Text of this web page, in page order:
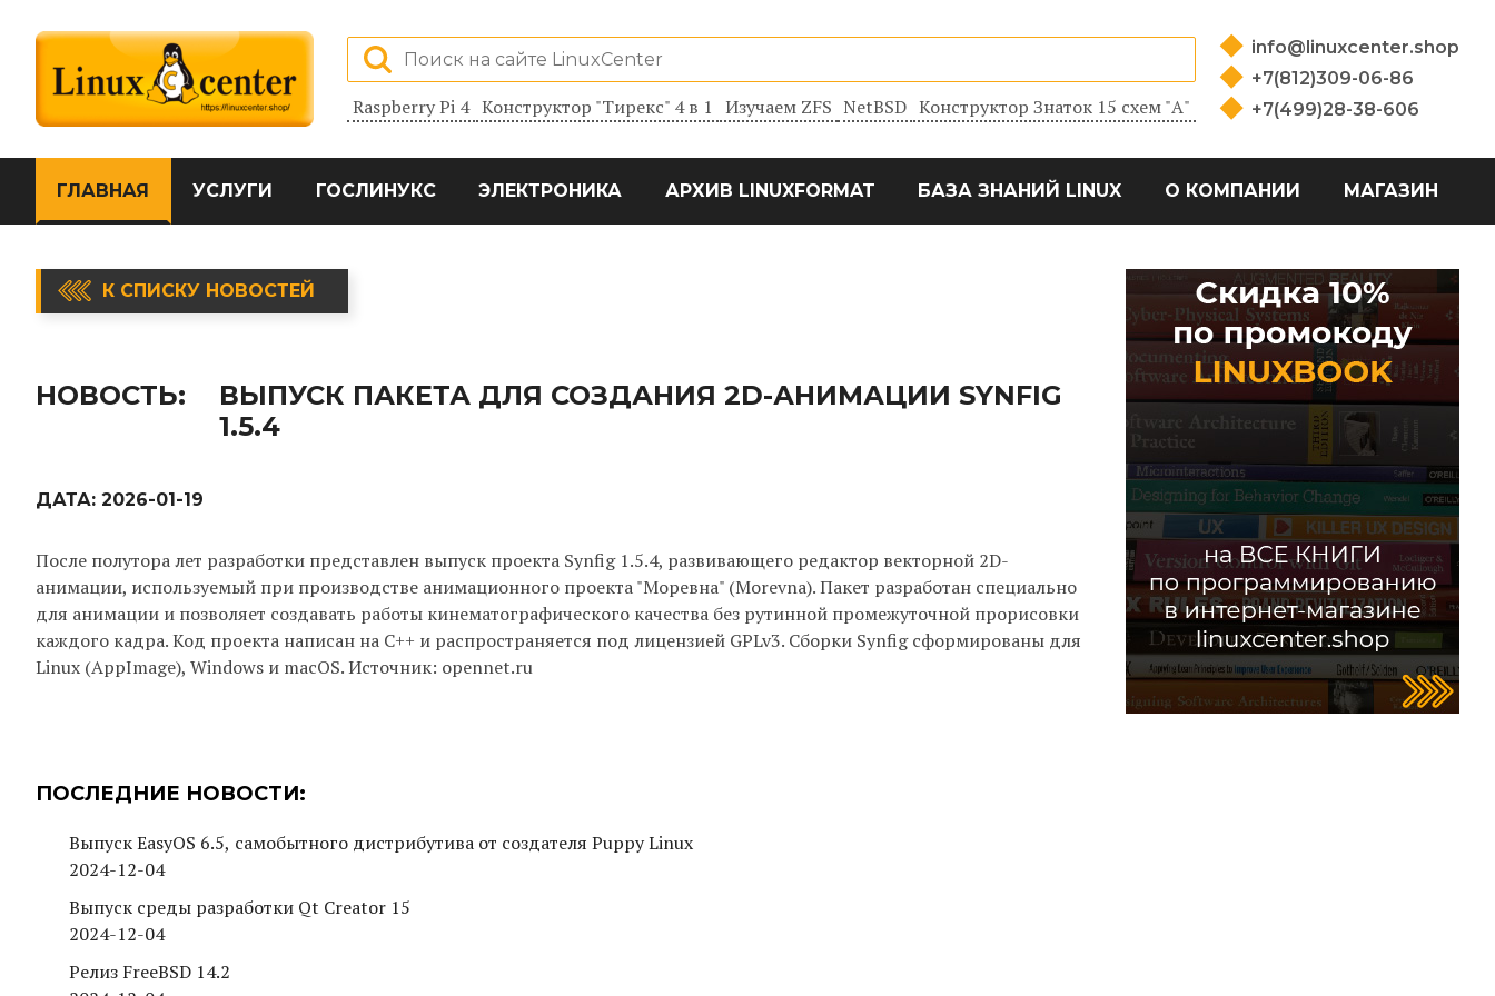
Raspberry Pi 4 Конструктор "Тирекс" 4 в 1 Изучаем ZFS NetBSD Конструктор Знаток 15 схем "А"
info@linuxcenter.shop
+7(812)309-06-86
+7(499)28-38-606
ГЛАВНАЯ УСЛУГИ ГОСЛИНУКС ЭЛЕКТРОНИКА АРХИВ LINUXFORMAT БАЗА ЗНАНИЙ LINUX О КОМПАНИИ МАГАЗИН
К СПИСКУ НОВОСТЕЙ
НОВОСТЬ:
ВЫПУСК ПАКЕТА ДЛЯ СОЗДАНИЯ 2D-АНИМАЦИИ SYNFIG
1.5.4
ДАТА: 2026-01-19
После полутора лет разработки представлен выпуск проекта Synfig 1.5.4, развивающего редактор векторной 2D-
анимации, используемый при производстве анимационного проекта "Моревна" (Morevna). Пакет разработан специально
для анимации и позволяет создавать работы кинематографического качества без рутинной промежуточной прорисовки
каждого кадра. Код проекта написан на С++ и распространяется под лицензией GPLv3. Сборки Synfig сформированы для
Linux (AppImage), Windows и macOS. Источник: opennet.ru
ПОСЛЕДНИЕ НОВОСТИ:
Выпуск EasyOS 6.5, самобытного дистрибутива от создателя Puppy Linux
2024-12-04
Выпуск среды разработки Qt Creator 15
2024-12-04
Релиз FreeBSD 14.2